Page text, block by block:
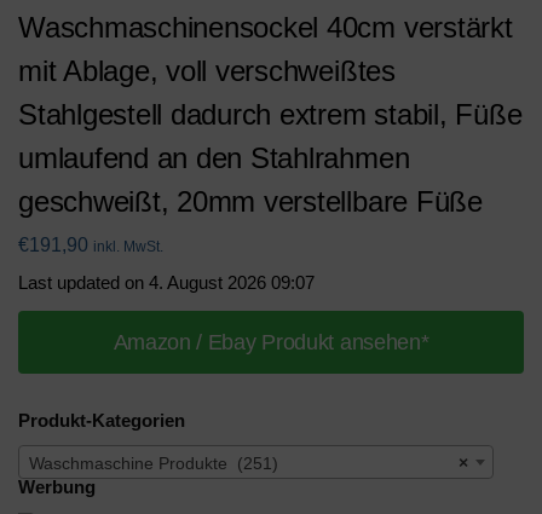
Waschmaschinensockel 40cm verstärkt
mit Ablage, voll verschweißtes
Stahlgestell dadurch extrem stabil, Füße
umlaufend an den Stahlrahmen
geschweißt, 20mm verstellbare Füße
€191,90 inkl. MwSt.
Last updated on 4. August 2026 09:07
Amazon / Ebay Produkt ansehen*
Produkt-Kategorien
×
Waschmaschine Produkte (251)
Werbung